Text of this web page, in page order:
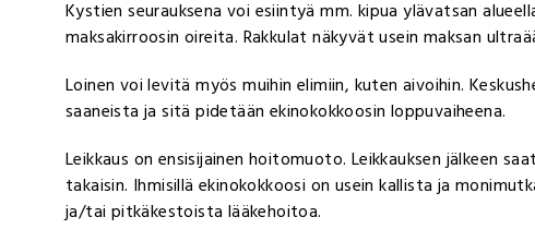
Kystien seurauksena voi esiintyä mm. kipua ylävatsan
maksakirroosin oireita. Rakkulat näkyvät usein maksan
Loinen voi levitä myös muihin elimiin, kuten aivoihin.
saaneista ja sitä pidetään ekinokokkoosin loppuvaiheena.
Leikkaus on ensisijainen hoitomuoto. Leikkauksen jälkeen
takaisin. Ihmisillä ekinokokkoosi on usein kallista ja
ja/tai pitkäkestoista lääkehoitoa.